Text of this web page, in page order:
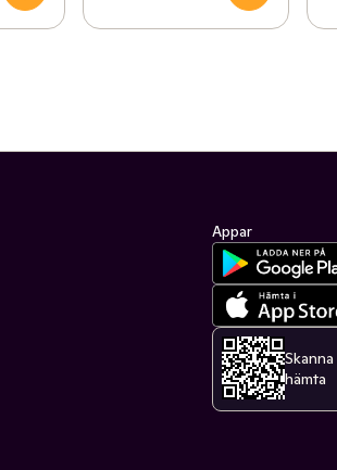
Appar
hämta